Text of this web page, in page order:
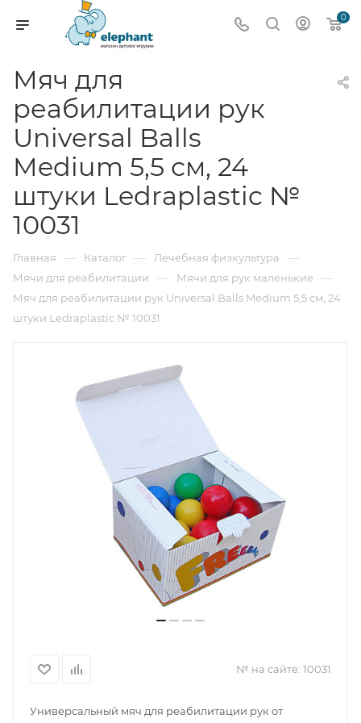
0
Мяч для
реабилитации рук
Universal Balls
Medium 5,5 см, 24
штуки Ledraplastic №
10031
Главная — Каталог — Лечебная физкультура —
Мячи для реабилитации — Мячи для рук маленькие —
Мяч для реабилитации рук Universal Balls Medium 5,5 см, 24
штуки Ledraplastic № 10031
№ на сайте: 10031
Универсальный мяч для реабилитации рук от